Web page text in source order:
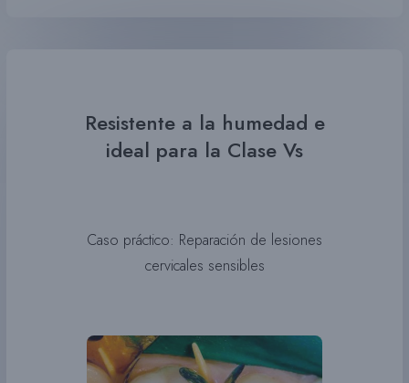
Resistente a la humedad e
ideal para la Clase Vs
Caso práctico: Reparación de lesiones
cervicales sensibles